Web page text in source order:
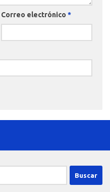
Correo electrónico *